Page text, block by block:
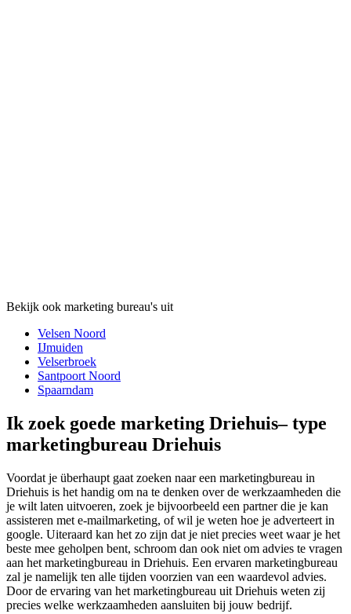
Bekijk ook marketing bureau's uit
Velsen Noord
IJmuiden
Velserbroek
Santpoort Noord
Spaarndam
Ik zoek goede marketing Driehuis– type
marketingbureau Driehuis
Voordat je überhaupt gaat zoeken naar een marketingbureau in
Driehuis is het handig om na te denken over de werkzaamheden die
je wilt laten uitvoeren, zoek je bijvoorbeeld een partner die je kan
assisteren met e-mailmarketing, of wil je weten hoe je adverteert in
google. Uiteraard kan het zo zijn dat je niet precies weet waar je het
beste mee geholpen bent, schroom dan ook niet om advies te vragen
aan het marketingbureau in Driehuis. Een ervaren marketingbureau
zal je namelijk ten alle tijden voorzien van een waardevol advies.
Door de ervaring van het marketingbureau uit Driehuis weten zij
precies welke werkzaamheden aansluiten bij jouw bedrijf.